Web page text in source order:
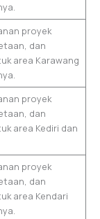
proyek
dan
area Karawang
proyek
dan
area Kediri dan
proyek
dan
area Kendari